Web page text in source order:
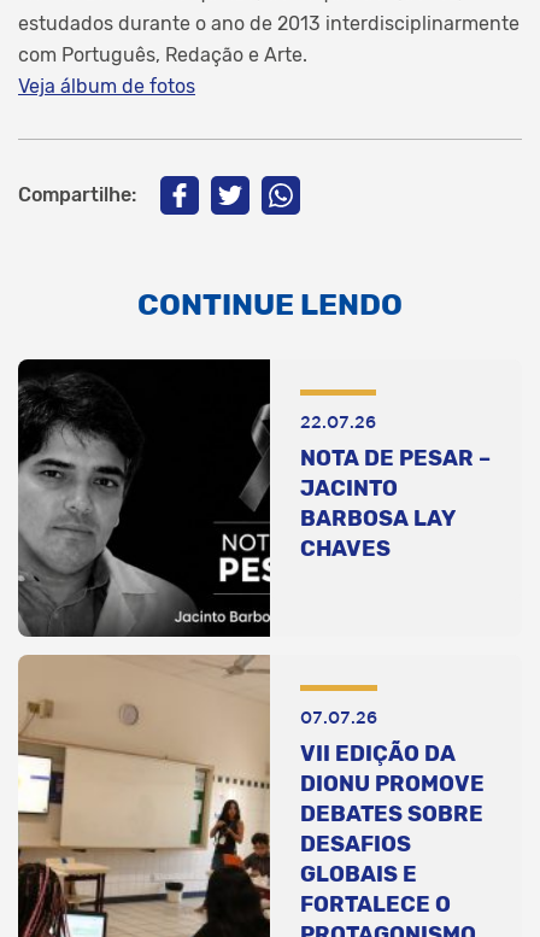
estudados durante o ano de 2013 interdisciplinarmente
com Português, Redação e Arte.
Veja álbum de fotos
Compartilhe:
CONTINUE LENDO
22.07.26
NOTA DE PESAR –
JACINTO
BARBOSA LAY
CHAVES
07.07.26
VII EDIÇÃO DA
DIONU PROMOVE
DEBATES SOBRE
DESAFIOS
GLOBAIS E
FORTALECE O